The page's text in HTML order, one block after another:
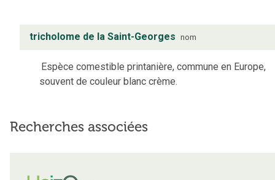
tricholome de la Saint-Georges nom
Espèce comestible printanière, commune en Europe,
souvent de couleur blanc crème.
Recherches associées